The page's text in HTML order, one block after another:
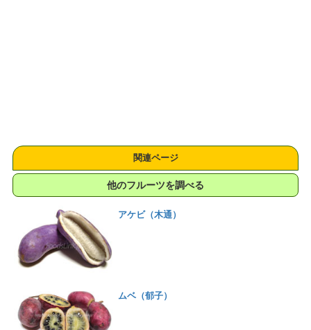
関連ページ
他のフルーツを調べる
アケビ（木通）
ムベ（郁子）